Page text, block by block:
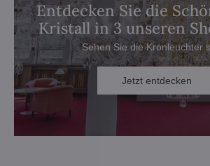
Entdecken Sie die
Kristall in 3 unseren
Sehen Sie die Kronleuchter
Jetzt entdecken